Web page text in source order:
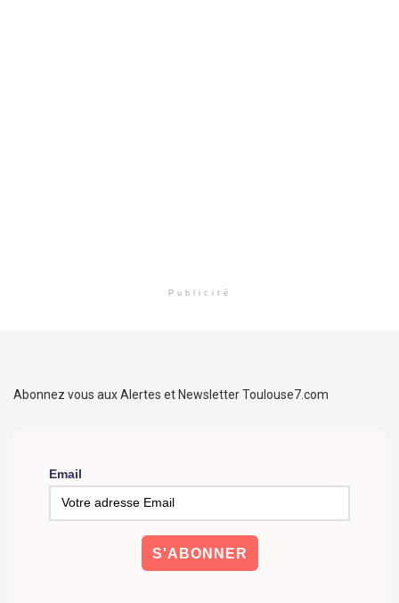
Publicité
Abonnez vous aux Alertes et Newsletter Toulouse7.com
Email